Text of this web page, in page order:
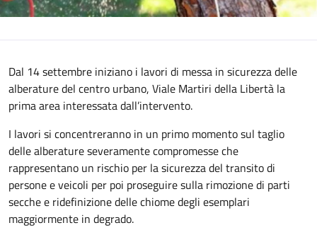
Dal 14 settembre iniziano i lavori di messa in sicurezza delle
alberature del centro urbano, Viale Martiri della Libertà la
prima area interessata dall’intervento.
I lavori si concentreranno in un primo momento sul taglio
delle alberature severamente compromesse che
rappresentano un rischio per la sicurezza del transito di
persone e veicoli per poi proseguire sulla rimozione di parti
secche e ridefinizione delle chiome degli esemplari
maggiormente in degrado.